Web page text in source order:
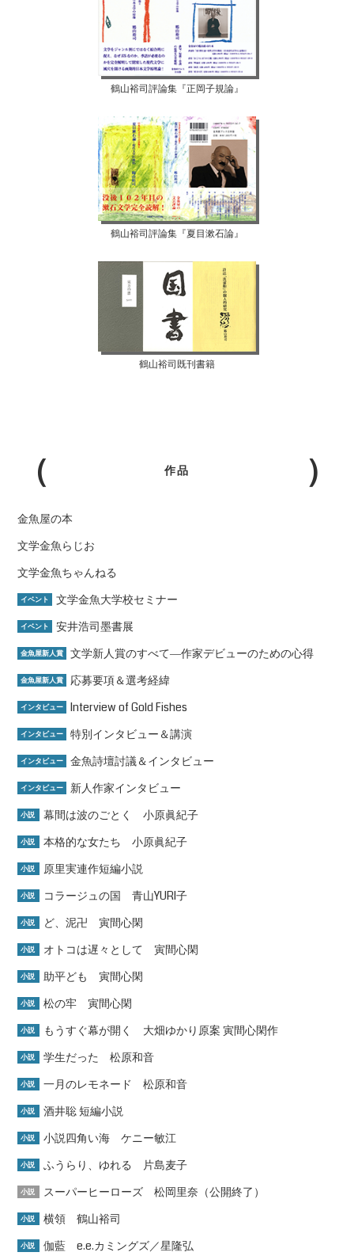
鶴山裕司評論集『正岡子規論』
鶴山裕司評論集『夏目漱石論』
鶴山裕司既刊書籍
作品
金魚屋の本
文学金魚らじお
文学金魚ちゃんねる
イベント 文学金魚大学校セミナー
イベント 安井浩司墨書展
金魚屋新人賞 文学新人賞のすべて―作家デビューのための心得
金魚屋新人賞 応募要項＆選考経緯
インタビュー Interview of Gold Fishes
インタビュー 特別インタビュー＆講演
インタビュー 金魚詩壇討議＆インタビュー
インタビュー 新人作家インタビュー
小説 幕間は波のごとく 小原眞紀子
小説 本格的な女たち 小原眞紀子
小説 原里実連作短編小説
小説 コラージュの国 青山YURI子
小説 ど、泥卍 寅間心閑
小説 オトコは遅々として 寅間心閑
小説 助平ども 寅間心閑
小説 松の牢 寅間心閑
小説 もうすぐ幕が開く 大畑ゆかり原案 寅間心閑作
小説 学生だった 松原和音
小説 一月のレモネード 松原和音
小説 酒井聡 短編小説
小説 小説四角い海 ケニー敏江
小説 ふうらり、ゆれる 片島麦子
小説 スーパーヒーローズ 松岡里奈（公開終了）
小説 横領 鶴山裕司
小説 伽藍 e.e.カミングズ／星隆弘